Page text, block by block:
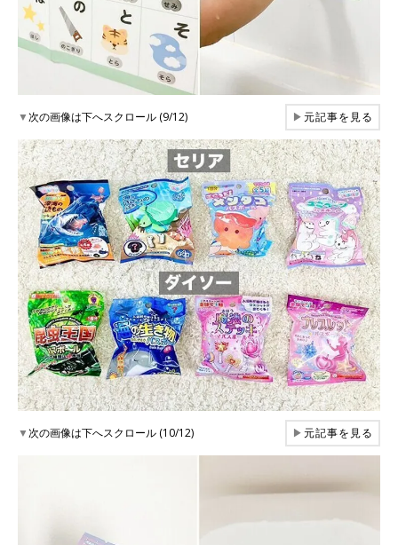
▼次の画像は下へスクロール (9/12) ▶元記事を見る
▼次の画像は下へスクロール (10/12) ▶元記事を見る